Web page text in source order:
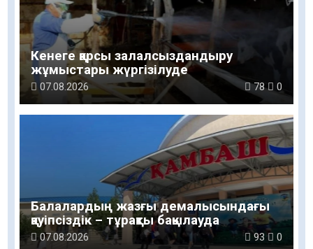
Кенеге қарсы залалсыздандыру
жұмыстары жүргізілуде
07.08.2026 78 0
Балалардың жазғы демалысындағы
қауіпсіздік – тұрақты бақылауда
07.08.2026 93 0